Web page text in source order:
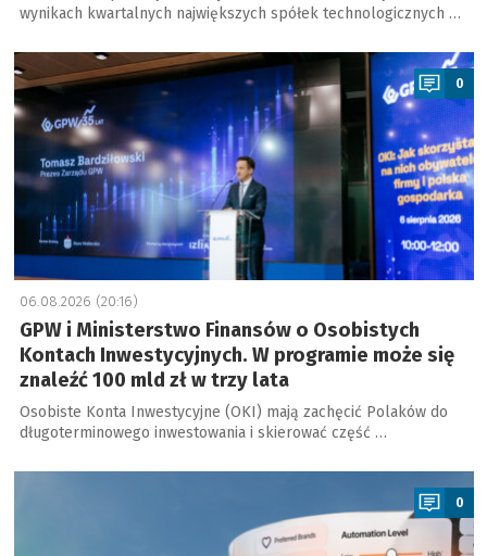
wynikach kwartalnych największych spółek technologicznych …
a
0
06.08.2026 (20:16)
GPW i Ministerstwo Finansów o Osobistych
Kontach Inwestycyjnych. W programie może się
znaleźć 100 mld zł w trzy lata
Osobiste Konta Inwestycyjne (OKI) mają zachęcić Polaków do
długoterminowego inwestowania i skierować część …
a
0